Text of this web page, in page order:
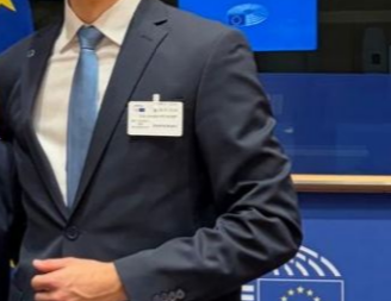
l'homme le plus riche du